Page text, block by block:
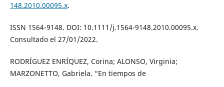
148.2010.00095.x.
ISSN 1564-9148. DOI: 10.1111/j.1564-9148.2010.00095.x.
Consultado el 27/01/2022.
RODRÍGUEZ ENRÍQUEZ, Corina; ALONSO, Virginia;
MARZONETTO, Gabriela. “En tiempos de